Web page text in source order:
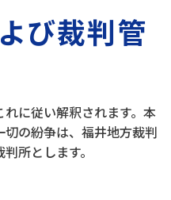
び裁判管
に従い解釈されます。本
の紛争は、福井地方裁判
所とします。